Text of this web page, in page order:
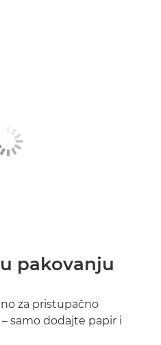
pakovanju
za pristupačno
samo dodajte papir i